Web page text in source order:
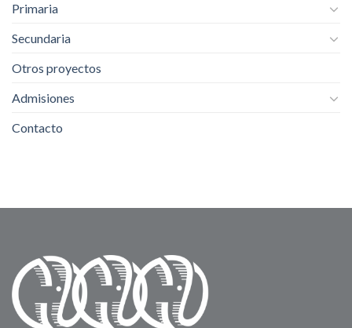
Primaria
Secundaria
Otros proyectos
Admisiones
Contacto